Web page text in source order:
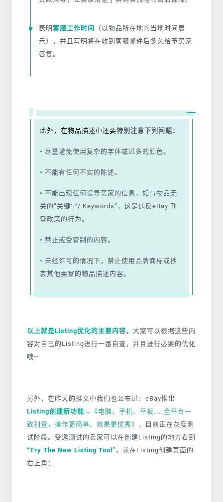
表明 客服工作时间
（以物品所在地的当地时间展
示），并且写明将在收到客服邮件后多久给予买家
答复。
此外，在物品描述中还要特别注意下列问题：
• 尽量避免使用复杂的字体或过多的颜色。
• 不能有任何不实的陈述。
• 不能出现任何误导买家的信息，如与物品无
关的“关键字/ Keywords”，这是违反eBay 刊
登政策的行为。
• 禁止或受管制的内容。
• 未经许可的情况下，禁止使用品牌商标或抄
袭其他卖家的物品描述内容。
以上就是Listing优化的主要内容， 大家可以根据这些内
容对自己的Listing进行一番自查，并且进行必要的优化
哦~
另外，在昨天的推文中我们也公布过：eBay推出
Listing创建新功能→
《电脑、手机、平板……全平台一
致刊登，操作更简单、效果更优秀》
，目前正在灰度测
试阶段。受邀测试的卖家可以在创建Listing的地方看到
“Try The New Listing Tool”， 就在Listing创建页面的
右上角：